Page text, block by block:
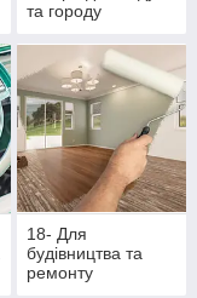
та городу
18- Для
будівництва та
ремонту